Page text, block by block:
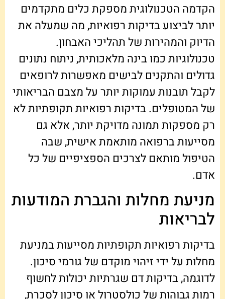
הקדמה הטכנולוגית מספקת כלים מתקדמים
יותר לביצוע בדיקות רפואיות, מה שמעלה את
הדיוק והמהירות של תהליכי האבחון.
טכנולוגיות כמו בינה מלאכותית, ניתוח נתונים
גדולים והתקנים לבישים מאפשרות לרופאים
לקבל תובנות עמוקות יותר על מצבם הבריאותי
של המטופלים. בדיקות רפואיות תקופתיות לא
רק מספקות תמונה מדויקת יותר, אלא גם
מסייעות ברפואה מותאמת אישית, שבה
הטיפול מותאם לצרכים הספציפיים של כל
אדם.
מניעת מחלות והגברת המודעות
לבריאות
בדיקות רפואיות תקופתיות מסייעות במניעת
מחלות על ידי זיהוי מוקדם של גורמי סיכון.
לדוגמה, בדיקות דם שגרתיות יכולות לחשוף
רמות גבוהות של כולסטרול או סיכון לסכרת,